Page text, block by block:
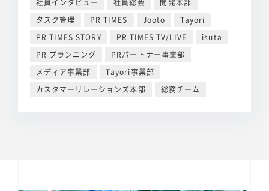
社員インタビュー
社員総会
開発本部
タスク管理
PR TIMES Jooto
Tayori
PR TIMES STORY
PR TIMES TV/LIVE
isuta
PR プランニング
PRパートナー事業部
メディア事業部
Tayori事業部
カスタマーリレーションズ本部
総務チーム